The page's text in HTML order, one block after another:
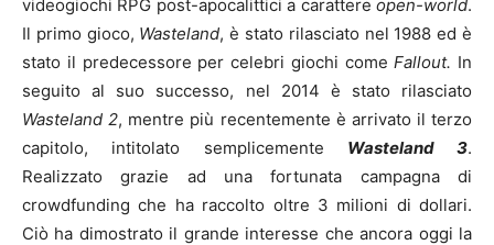
videogiochi RPG post-apocalittici a carattere open-world.
Il primo gioco, Wasteland, è stato rilasciato nel 1988 ed è
stato il predecessore per celebri giochi comeFallout. In
seguito al suo successo, nel 2014 è stato rilasciato
Wasteland 2, mentre più recentemente è arrivato il terzo
capitolo, intitolato semplicemente Wasteland 3.
Realizzato grazie ad una fortunata campagna di
crowdfunding che ha raccolto oltre 3 milioni di dollari.
Ciò ha dimostrato il grande interesse che ancora oggi la